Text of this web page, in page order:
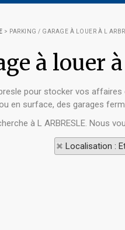
> PARKING / GARAGE À LOUER À L
à louer à
pour stocker vos
en surface, des garages
à L ARBRESLE. Nous
Localisation :